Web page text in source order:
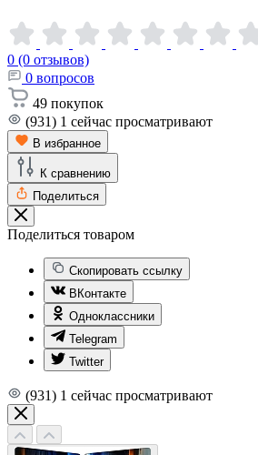
0 (0 отзывов)
0 вопросов
49 покупок
(931) 1 сейчас просматривают
В избранное
К сравнению
Поделиться
Поделиться товаром
Скопировать ссылку
ВКонтакте
Одноклассники
Telegram
Twitter
(931) 1 сейчас просматривают